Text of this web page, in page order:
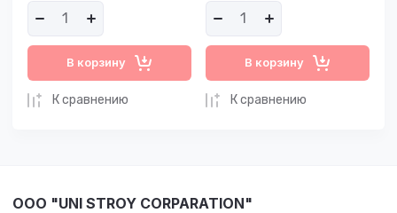
В корзину
К сравнению
В корзину
К сравнению
OOO "UNI STROY CORPARATION"